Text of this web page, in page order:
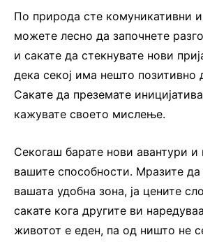
По природа сте комуникативни
можете лесно да започнете
и сакате да стекнувате нови
дека секој има нешто позитивно
Сакате да преземате
кажувате своето мислење.
Секогаш барате нови авантури и
вашите способности. Мразите да
вашата удобна зона, ја цените
сакате кога другите ви
животот е еден, па од ништо не